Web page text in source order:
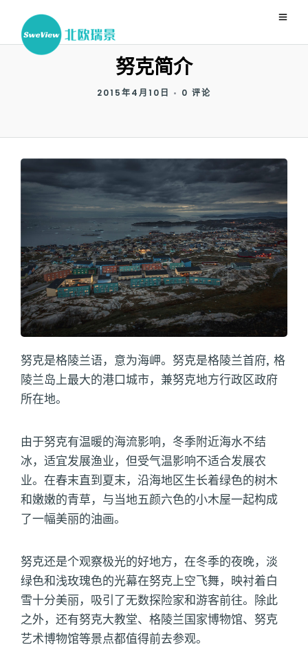
努克简介
2015年4月10日 • 0 评论
努克是格陵兰语，意为海岬。努克是格陵兰首府, 格
陵兰岛上最大的港口城市，兼努克地方行政区政府
所在地。
由于努克有温暖的海流影响，冬季附近海水不结
冰，适宜发展渔业，但受气温影响不适合发展农
业。在春末直到夏末，沿海地区生长着绿色的树木
和嫩嫩的青草，与当地五颜六色的小木屋一起构成
了一幅美丽的油画。
努克还是个观察极光的好地方，在冬季的夜晚，淡
绿色和浅玫瑰色的光幕在努克上空飞舞，映衬着白
雪十分美丽，吸引了无数探险家和游客前往。除此
之外，还有努克大教堂、格陵兰国家博物馆、努克
艺术博物馆等景点都值得前去参观。